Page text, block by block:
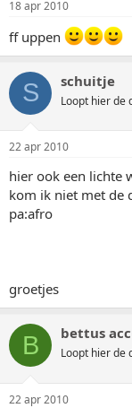
18 apr 2010
ff uppen
S schuitje
Loopt hier de
22 apr 2010
hier ook een lichte
kom ik niet met de
pa:afro
groetjes
B bettus
Loopt hier de
22 apr 2010